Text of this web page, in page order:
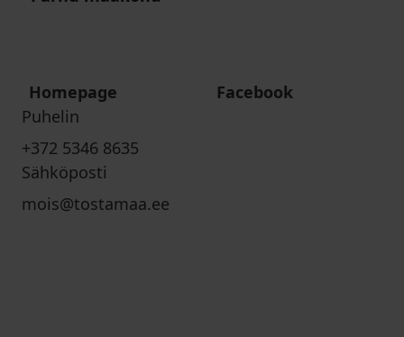
Homepage
Facebook
Puhelin
+372 5346 8635
Sähköposti
mois@tostamaa.ee